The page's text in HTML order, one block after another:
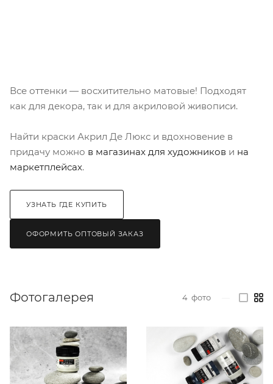
Все оттенки — восхитительно матовые! Подходят
как для декора, так и для акриловой живописи.
Найти краски Акрил Де Люкс и вдохновение в
придачу можно в магазинах для художников и на
маркетплейсах.
УЗНАТЬ ГДЕ КУПИТЬ
ОФОРМИТЬ ОПТОВЫЙ ЗАКАЗ
Фотогалерея 4 фото